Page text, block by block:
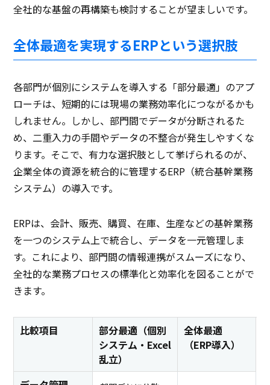
全社的な基盤の再構築も検討することが望ましいです。
全体最適を実現するERPという選択肢
各部門が個別にシステムを導入する「部分最適」のアプ
ローチは、短期的には現場の業務効率化につながるかも
しれません。しかし、部門間でデータが分断されるた
め、二重入力の手間やデータの不整合が発生しやすくな
ります。そこで、有力な選択肢として挙げられるのが、
企業全体の資源を統合的に管理するERP（統合基幹業務
システム）の導入です。
ERPは、会計、販売、購買、在庫、生産などの基幹業務
を一つのシステム上で統合し、データを一元管理しま
す。これにより、部門間の情報連携がスムーズになり、
全社的な業務プロセスの標準化と効率化を図ることがで
きます。
比較項目
部分最適（個別
システム・Excel
乱立）
全体最適
（ERP導入）